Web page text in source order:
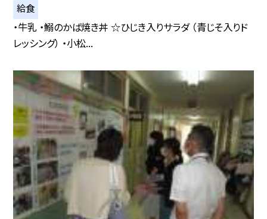
給食
・牛乳 ・鰯のかば焼き丼 ☆ひじき入りサラダ （青じそ入りド
レッシング） ・小松...